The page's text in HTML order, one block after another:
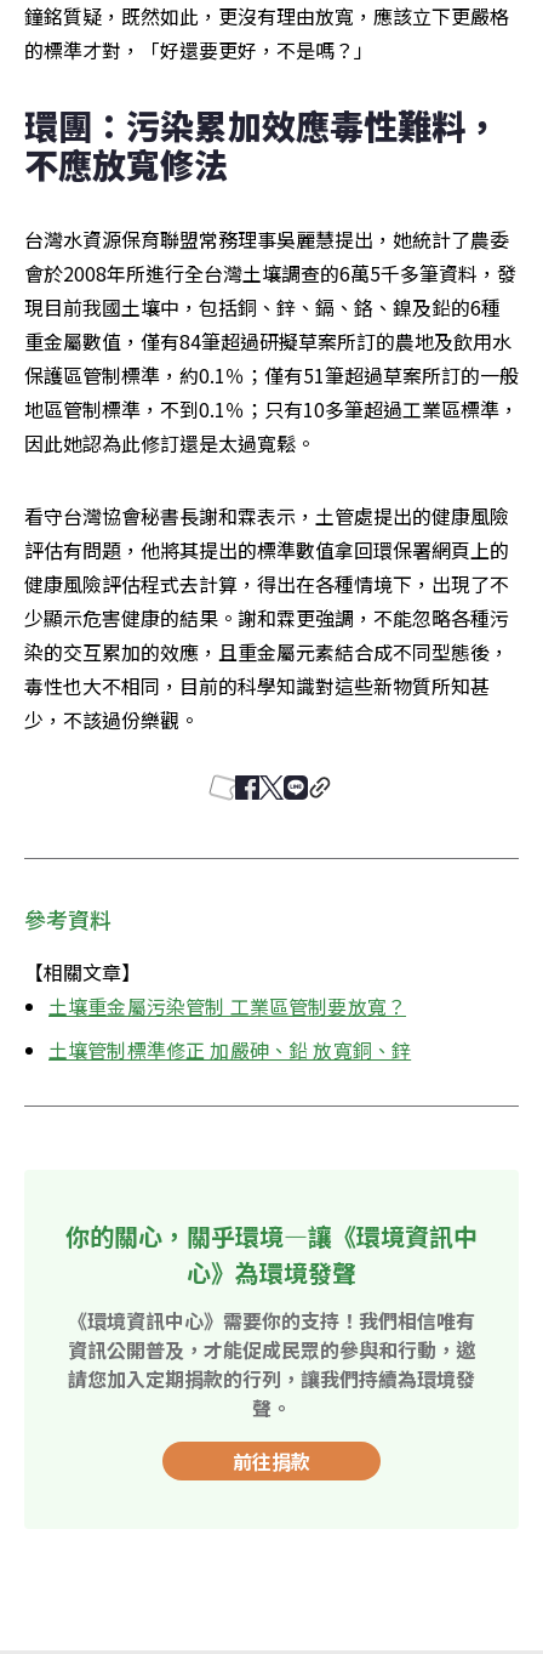
鐘銘質疑，既然如此，更沒有理由放寬，應該立下更嚴格
的標準才對，「好還要更好，不是嗎？」
環團：污染累加效應毒性難料，
不應放寬修法
台灣水資源保育聯盟常務理事吳麗慧提出，她統計了農委
會於2008年所進行全台灣土壤調查的6萬5千多筆資料，發
現目前我國土壤中，包括銅、鋅、鎘、鉻、鎳及鉛的6種
重金屬數值，僅有84筆超過研擬草案所訂的農地及飲用水
保護區管制標準，約0.1％；僅有51筆超過草案所訂的一般
地區管制標準，不到0.1％；只有10多筆超過工業區標準，
因此她認為此修訂還是太過寬鬆。
看守台灣協會秘書長謝和霖表示，土管處提出的健康風險
評估有問題，他將其提出的標準數值拿回環保署網頁上的
健康風險評估程式去計算，得出在各種情境下，出現了不
少顯示危害健康的結果。謝和霖更強調，不能忽略各種污
染的交互累加的效應，且重金屬元素結合成不同型態後，
毒性也大不相同，目前的科學知識對這些新物質所知甚
少，不該過份樂觀。
參考資料
【相關文章】
土壤重金屬污染管制 工業區管制要放寬？
土壤管制標準修正 加嚴砷、鉛 放寬銅、鋅
你的關心，關乎環境—讓《環境資訊中
心》為環境發聲
《環境資訊中心》需要你的支持！我們相信唯有
資訊公開普及，才能促成民眾的參與和行動，邀
請您加入定期捐款的行列，讓我們持續為環境發
聲。
前往捐款